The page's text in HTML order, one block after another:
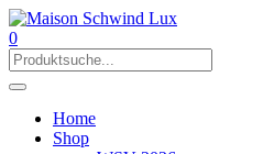
0
Home
Shop